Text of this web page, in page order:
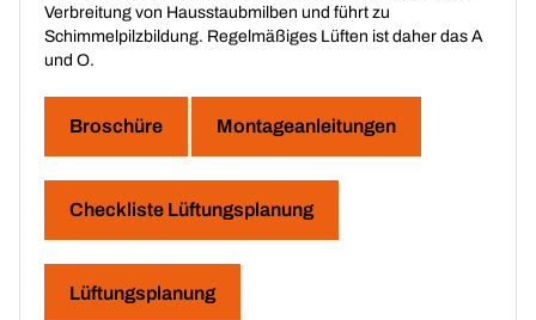
Verbreitung von Hausstaubmilben und führt zu
Schimmelpilzbildung. Regelmäßiges Lüften ist daher das A
und O.
Broschüre Montageanleitungen
Checkliste Lüftungsplanung
Lüftungsplanung